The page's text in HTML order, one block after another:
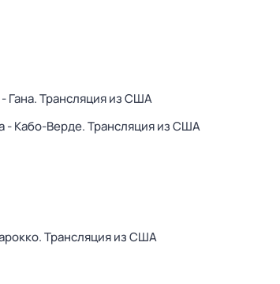
Гана. Трансляция из США
- Кабо-Верде. Трансляция из США
Трансляция из США